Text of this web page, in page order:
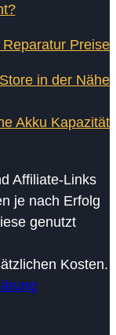
Preise
in der Nähe
Akku Kapazität
Affiliate-Links
je nach Erfolg
genutzt
Kosten.